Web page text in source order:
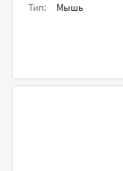
Тип:
Мышь